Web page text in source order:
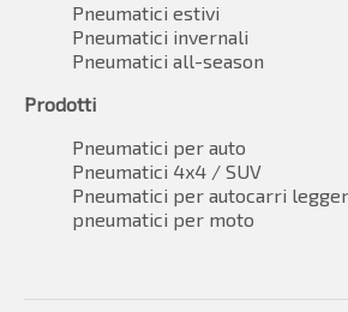
Pneumatici estivi
Pneumatici invernali
Pneumatici all-season
Prodotti
Pneumatici per auto
Pneumatici 4x4 / SUV
Pneumatici per autocarri
pneumatici per moto